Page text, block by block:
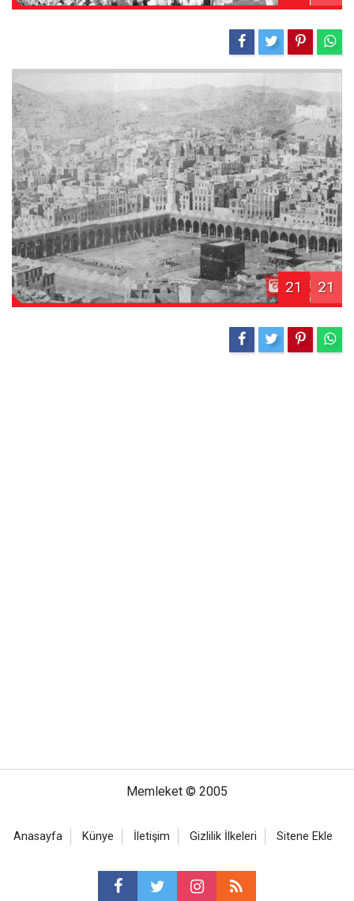
21 21
Memleket © 2005
Anasayfa Künye İletişim Gizlilik İlkeleri Sitene Ekle